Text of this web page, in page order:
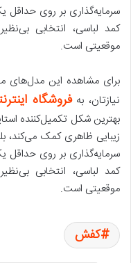
سرمایه‌گذاری بر روی
کمد لباسی، انتخابی
موقعیتی است.
برای مشاهده این مدل‌های
نیازتان، بهفروشگاه
بهترین شکل تکمیل‌کننده
زیبایی ظاهری کمک می‌کند،
سرمایه‌گذاری بر روی
کمد لباسی، انتخابی
موقعیتی است.
کفش